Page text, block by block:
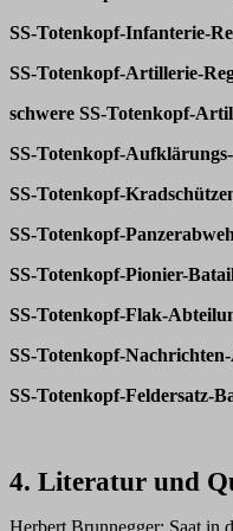
SS-Totenkopf-Infanterie-
SS-Totenkopf-Artillerie-
schwere SS-Totenkopf-
SS-Totenkopf-
SS-Totenkopf-
SS-Totenkopf-
SS-Totenkopf-Pionier-
SS-Totenkopf-Flak-
SS-Totenkopf-
SS-Totenkopf-Feldersatz-
4. Literatur und
Herbert Brunnegger: Saat in